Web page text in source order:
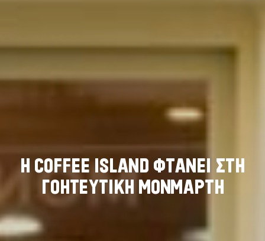
Η COFFEE ISLAND ΦΤΑΝΕΙ ΣΤ Η
ΓΟΗ ΤΕΥΤΙΚΗ ΜΟΝΜΑΡΤ Η